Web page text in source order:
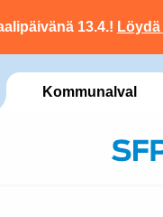
13.4.!
Kommunalval